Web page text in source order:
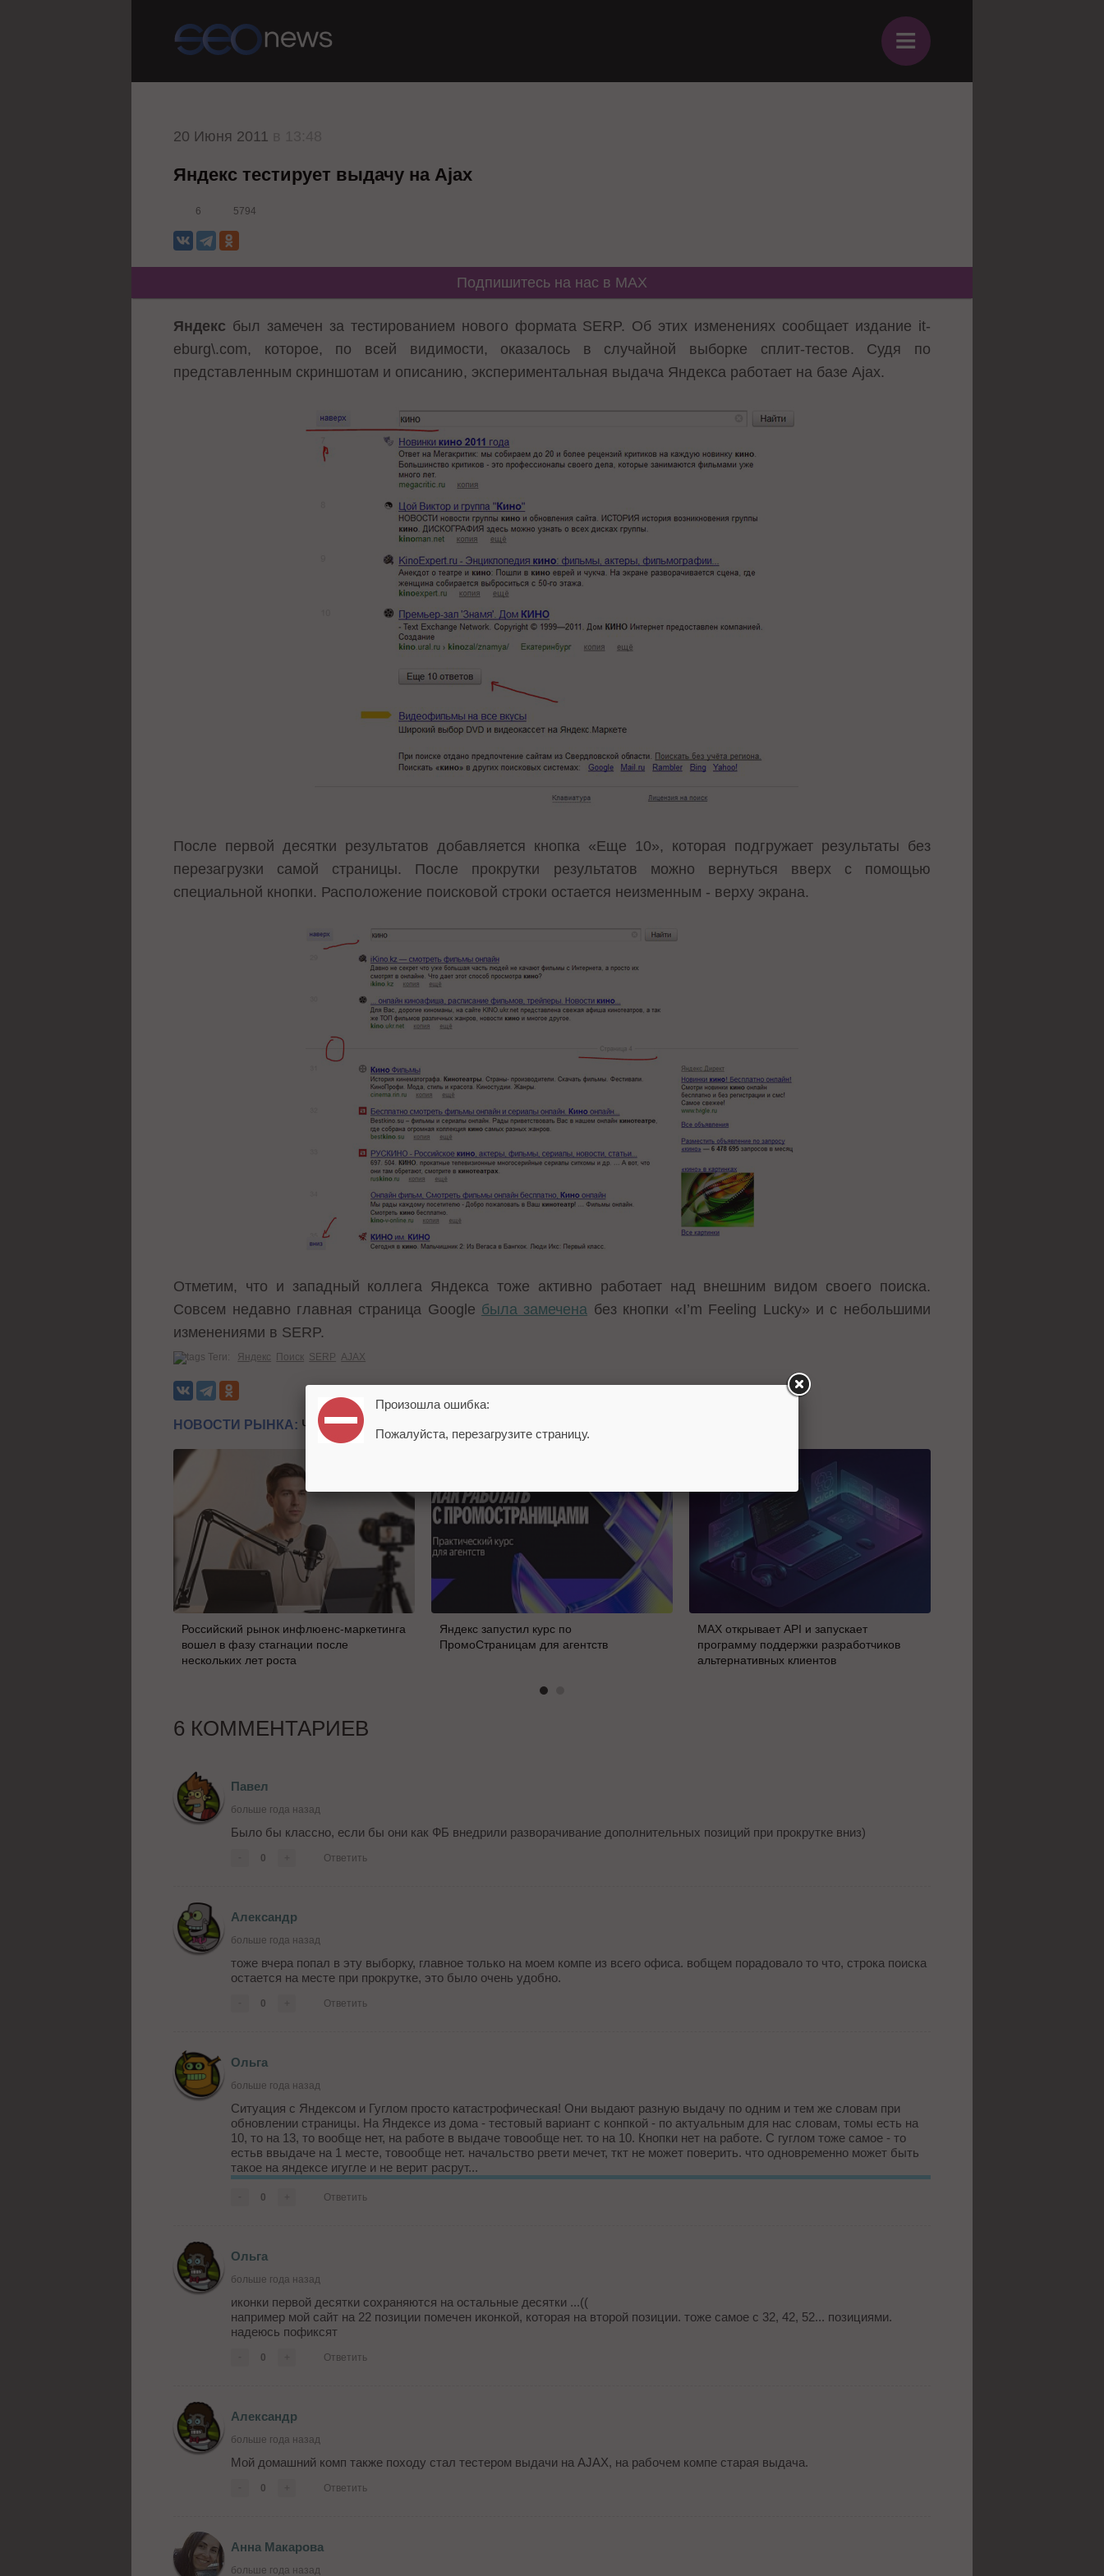
≡
20 Июня 2011
Яндекс тестирует выдачу на Ajax
6 5794
Подпишитесь на нас в MAX
Яндекс был замечен за тестированием нового формата SERP. Об этих изменениях сообщает издание it-
eburg\.com, которое, по всей видимости, оказалось в случайной выборке сплит-тестов. Судя по
представленным скриншотам и описанию, экспериментальная выдача Яндекса работает на базе Ajax.
После первой десятки результатов добавляется кнопка «Еще 10», которая подгружает результаты без
перезагрузки самой страницы. После прокрутки результатов можно вернуться вверх с помощью
специальной кнопки. Расположение поисковой строки остается неизменным - верху экрана.
Отметим, что и западный коллега Яндекса тоже активно работает над внешним видом своего поиска.
Совсем недавно главная страница Google была замечена без кнопки «I’m Feeling Lucky» и с небольшими
изменениями в SERP.
Теги: Яндекс Поиск SERP AJAX
НОВОСТИ РЫНКА: ЧИТАЙТЕ ТАКЖЕ
Российский рынок инфлюенс-маркетинга
вошел в фазу стагнации после
нескольких лет роста
Яндекс запустил курс по
ПромоСтраницам для агентств
MAX открывает API и запускает
программу поддержки разработчиков
альтернативных клиентов
6 КОММЕНТАРИЕВ
Павел
больше года назад
Было бы классно, если бы они как ФБ внедрили разворачивание дополнительных позиций при прокрутке вниз)
0 Ответить
Александр
больше года назад
тоже вчера попал в эту выборку, главное только на моем компе из всего офиса. вобщем порадовало то что, строка поиска
остается на месте при прокрутке, это было очень удобно.
0 Ответить
Ольга
больше года назад
Ситуация с Яндексом и Гуглом просто катастрофическая! Они выдают разную выдачу по одним и тем же словам при
обновлении страницы. На Яндексе из дома - тестовый вариант с конпкой - по актуальным для нас словам, томы есть на
10, то на 13, то вообще нет, на работе в выдаче товообще нет. то на 10. Кнопки нет на работе. С гуглом тоже самое - то
естьв ввыдаче на 1 месте, товообще нет. начальство рвети мечет, ткт не может поверить. что одновременно может быть
такое на яндексе игугле и не верит расрут...
0 Ответить
Ольга
больше года назад
иконки первой десятки сохраняются на остальные десятки ...((
например мой сайт на 22 позиции помечен иконкой, которая на второй позиции. тоже самое с 32, 42, 52... позициями.
надеюсь пофиксят
0 Ответить
Александр
больше года назад
Мой домашний комп также походу стал тестером выдачи на AJAX, на рабочем компе старая выдача.
0 Ответить
Анна Макарова
больше года назад
Произошла ошибка:
Пожалуйста, перезагрузите страницу.